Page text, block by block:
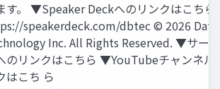
す。 ▼Speaker Deckへのリンクはこちら
speakerdeck.com/dbtec © 2026
Inc. All Rights Reserved. ▼サー
のリンクはこちら ▼YouTubeチャンネル
はこち ら